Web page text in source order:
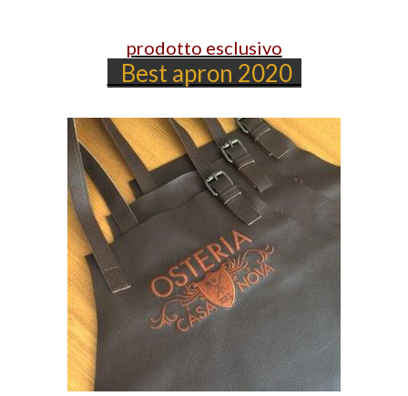
prodotto esclusivo
Best apron 2020